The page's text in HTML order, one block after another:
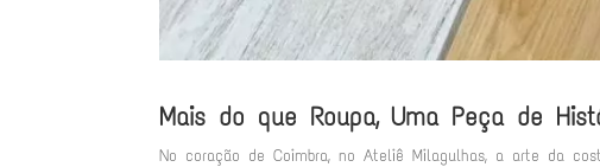
Mais do que Roupa, Uma Peça de
No coração de Coimbra, no Ateliê Milagulhas, a arte da